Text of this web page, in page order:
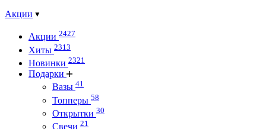
Акции
Акции 2427
Хиты 2313
Новинки 2321
Подарки
Вазы 41
Топперы 58
Открытки 30
Свечи 21